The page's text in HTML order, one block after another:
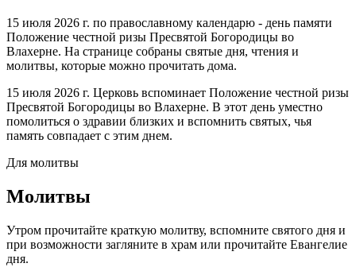
15 июля 2026 г. по православному календарю - день памяти
Положение честной ризы Пресвятой Богородицы во
Влахерне. На странице собраны святые дня, чтения и
молитвы, которые можно прочитать дома.
15 июля 2026 г. Церковь вспоминает Положение честной ризы
Пресвятой Богородицы во Влахерне. В этот день уместно
помолиться о здравии близких и вспомнить святых, чья
память совпадает с этим днем.
Для молитвы
Молитвы
Утром прочитайте краткую молитву, вспомните святого дня и
при возможности загляните в храм или прочитайте Евангелие
дня.